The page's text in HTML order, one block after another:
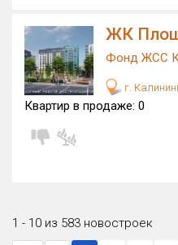
ЖК
Фонд ЖСС
г.
Квартир в продаже: 0
1 - 10 из 583 новостроек